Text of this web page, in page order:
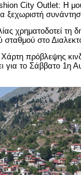
City Outlet: Η
ξεχωριστή
χρηματοδοτεί τη
σταθμού στο
Χάρτη πρόβλεψης
για το Σάββατο 1η